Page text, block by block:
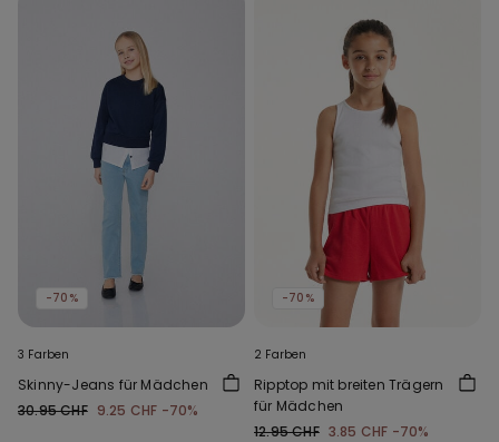
-70%
3 Farben
Skinny-Jeans für Mädchen
30.95 CHF 9.25 CHF -70%
-70%
2 Farben
Ripptop mit breiten Trägern
für Mädchen
12.95 CHF 3.85 CHF -70%